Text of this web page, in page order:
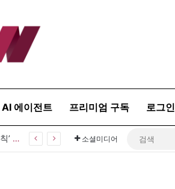
AI 에이전트 프리미엄 구독 로그인
공인 명예훼손 판결 첫 실증분석…김재형·권태상 교수, ‘공인 보도준칙’ 제안도 소셜미디어